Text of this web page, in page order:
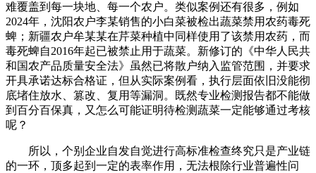
难覆盖到每一块地、每一个农户。类似案例还有很多，例如
2024年，沈阳农户李某销售的小白菜被检出蔬菜禁用农药毒死
蜱；新疆农户牟某某在芹菜种植中同样使用了该禁用农药，而
毒死蜱自2016年起已被禁止用于蔬菜。新修订的《中华人民共
和国农产品质量安全法》虽然已将散户纳入监管范围，并要求
开具承诺达标合格证，但从实际案例看，执行层面依旧没能彻
底堵住放水、篡改、复用等漏洞。既然专业检测报告都不能做
到百分百保真，又怎么可能证明待检测蔬菜一定能够通过考核
呢？
所以，个别企业自发自觉进行高标准检查终究只是产业链
的一环，顶多起到一定的表率作用，无法根除行业普遍性问